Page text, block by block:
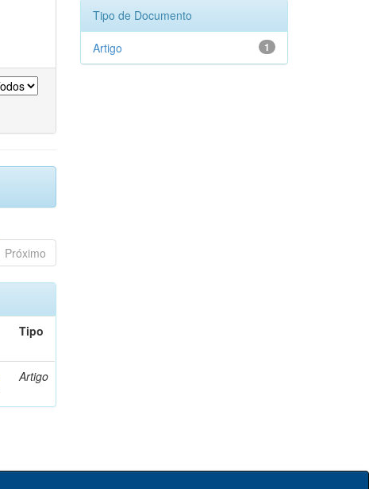
Próximo
Tipo
Artigo
Tipo de Documento
1
Artigo